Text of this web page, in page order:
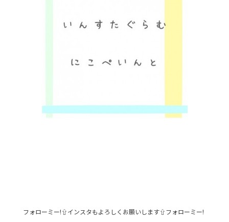
フォローミー!⇧インスタもよろしくお願いします⇧フォローミー!